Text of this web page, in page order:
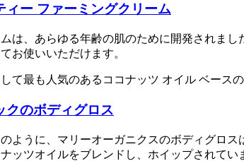
ィー ファーミングクリーム
は、あらゆる年齢の肌のために開発されま
お使いいただけます。
て最も人気のあるココナッツ オイル ベース
クのボディグロス
ように、マリーオーガニクスのボディグロ
ッツオイルをブレンドし、ホイップされて